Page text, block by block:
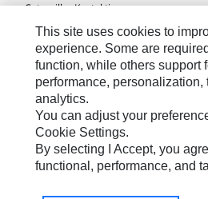
Caterpillar Kontaktieren
Meine Marketing-Präferenzen
Seitenübersicht
Cookie Settings
Rechtliche Hinweise
Datenschutz
This site uses cookies to
experience. Some are
function, while others support
performance, personalization,
analytics.
You can adjust your
Cookie Settings.
By selecting I Accept, you
functional, performance, and